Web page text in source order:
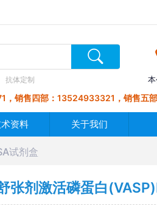
抗体定制
销售四部：13524933321，销售五
资料 关于我们
试剂盒
张剂激活磷蛋白